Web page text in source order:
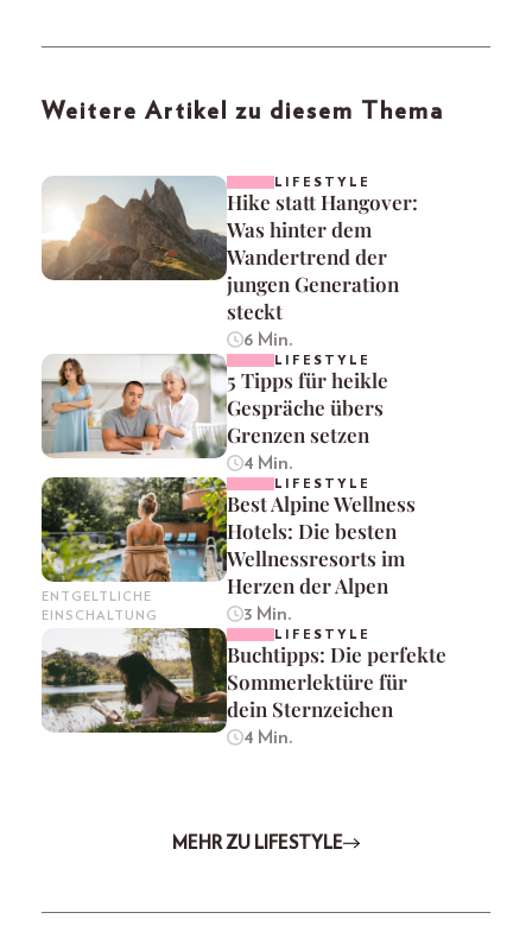
Weitere Artikel zu diesem Thema
LIFESTYLE
Hike statt Hangover:
Was hinter dem
Wandertrend der
jungen Generation
steckt
6 Min.
LIFESTYLE
5 Tipps für heikle
Gespräche übers
Grenzen setzen
4 Min.
ENTGELTLICHE
EINSCHALTUNG
LIFESTYLE
Best Alpine Wellness
Hotels: Die besten
Wellnessresorts im
Herzen der Alpen
3 Min.
LIFESTYLE
Buchtipps: Die perfekte
Sommerlektüre für
dein Sternzeichen
4 Min.
MEHR ZU LIFESTYLE